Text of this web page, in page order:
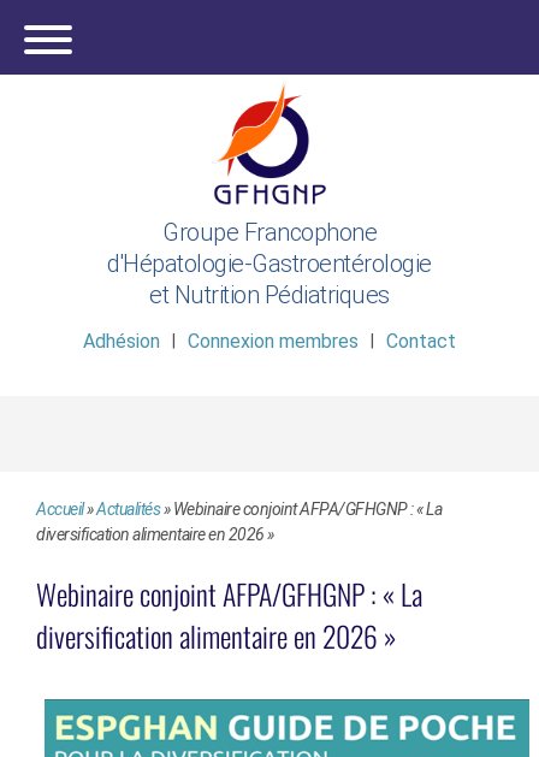
Groupe Francophone
d'Hépatologie-Gastroentérologie
et Nutrition Pédiatriques
Adhésion Connexion membres Contact
Accueil»Actualités»Webinaire conjoint AFPA/GFHGNP : « La
diversification alimentaire en 2026 »
Webinaire conjoint AFPA/GFHGNP : « La
diversification alimentaire en 2026 »